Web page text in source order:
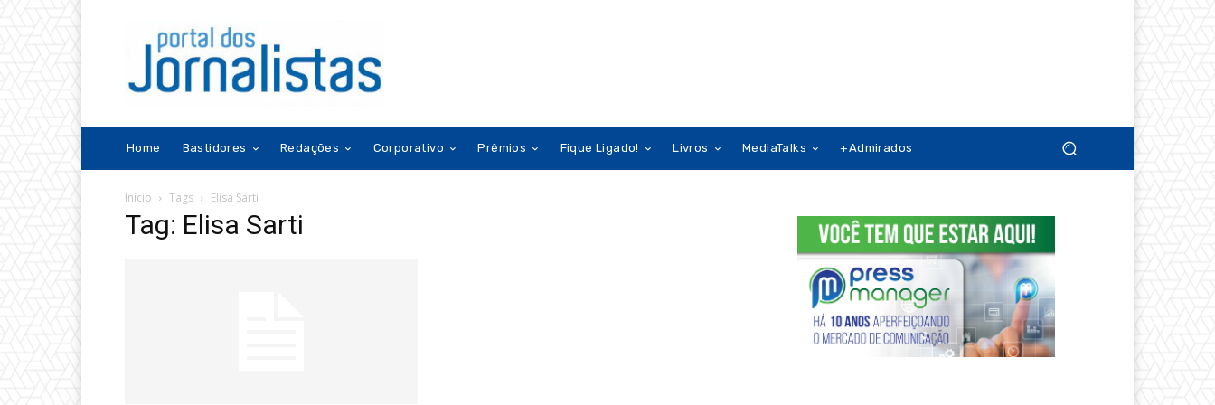
Home Bastidores Redações Corporativo Prêmios Fique Ligado! Livros MediaTalks +Admirados
Início Tags Elisa Sarti
Tag: Elisa Sarti